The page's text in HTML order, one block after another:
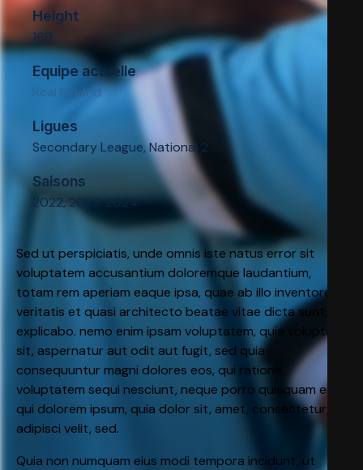
Height
169
Equipe actuelle
Real Madrid
Ligues
Secondary League, National 2
Saisons
2022, 2023, 2024
Sed ut perspiciatis, unde omnis iste natus error sit
voluptatem accusantium doloremque laudantium,
totam rem aperiam eaque ipsa, quae ab illo inventore
veritatis et quasi architecto beatae vitae dicta sunt,
explicabo. nemo enim ipsam voluptatem, quia voluptas
sit, aspernatur aut odit aut fugit, sed quia
consequuntur magni dolores eos, qui ratione
voluptatem sequi nesciunt, neque porro quisquam est,
qui dolorem ipsum, quia dolor sit, amet, consectetur,
adipisci velit, sed.
Quia non numquam eius modi tempora incidunt, ut